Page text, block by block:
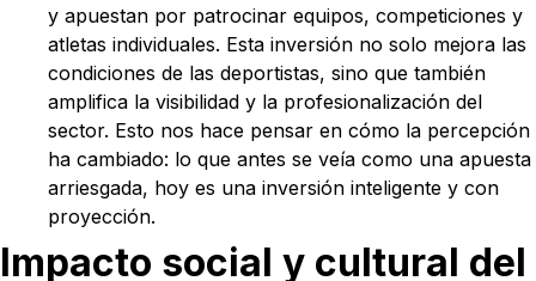
y apuestan por patrocinar equipos, competiciones y
atletas individuales. Esta inversión no solo mejora las
condiciones de las deportistas, sino que también
amplifica la visibilidad y la profesionalización del
sector. Esto nos hace pensar en cómo la percepción
ha cambiado: lo que antes se veía como una apuesta
arriesgada, hoy es una inversión inteligente y con
proyección.
Impacto social y cultural del